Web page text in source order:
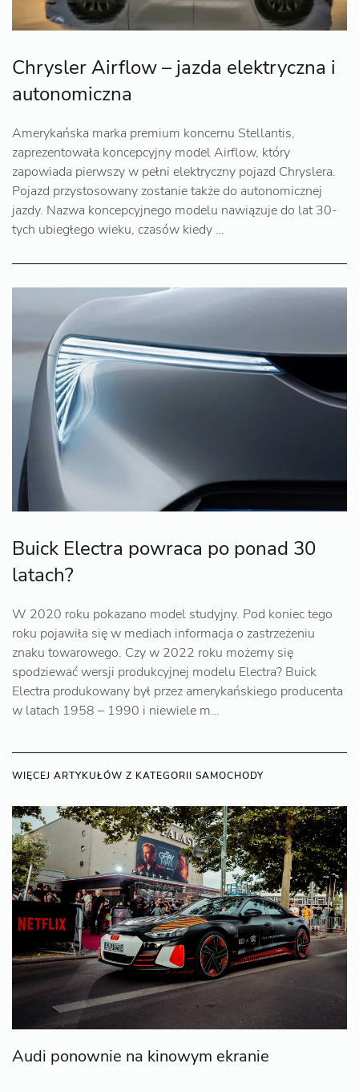
Chrysler Airflow – jazda elektryczna i
autonomiczna
Amerykańska marka premium koncernu Stellantis,
zaprezentowała koncepcyjny model Airflow, który
zapowiada pierwszy w pełni elektryczny pojazd Chryslera.
Pojazd przystosowany zostanie także do autonomicznej
jazdy. Nazwa koncepcyjnego modelu nawiązuje do lat 30-
tych ubiegłego wieku, czasów kiedy …
Buick Electra powraca po ponad 30
latach?
W 2020 roku pokazano model studyjny. Pod koniec tego
roku pojawiła się w mediach informacja o zastrzeżeniu
znaku towarowego. Czy w 2022 roku możemy się
spodziewać wersji produkcyjnej modelu Electra? Buick
Electra produkowany był przez amerykańskiego producenta
w latach 1958 – 1990 i niewiele m…
WIĘCEJ ARTYKUŁÓW Z KATEGORII SAMOCHODY
Audi ponownie na kinowym ekranie